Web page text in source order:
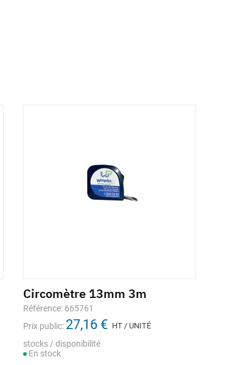
Circomètre 13mm 3m
Référence: 665761
Prix public: 27,16 € HT / UNITÉ
stocks / disponibilité
En stock